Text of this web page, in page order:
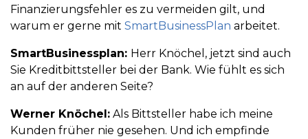
Finanzierungsfehler es zu vermeiden gilt, und
warum er gerne mit SmartBusinessPlan arbeitet.
SmartBusinessplan: Herr Knöchel, jetzt sind auch
Sie Kreditbittsteller bei der Bank. Wie fühlt es sich
an auf der anderen Seite?
Werner Knöchel: Als Bittsteller habe ich meine
Kunden früher nie gesehen. Und ich empfinde